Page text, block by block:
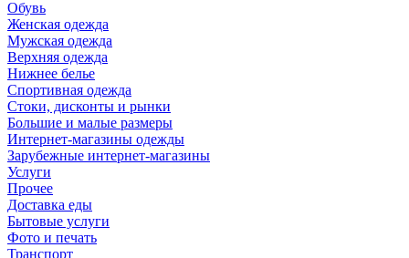
Обувь
Женская одежда
Мужская одежда
Верхняя одежда
Нижнее белье
Спортивная одежда
Стоки, дисконты и рынки
Большие и малые размеры
Интернет-магазины одежды
Зарубежные интернет-магазины
Услуги
Прочее
Доставка еды
Бытовые услуги
Фото и печать
Транспорт